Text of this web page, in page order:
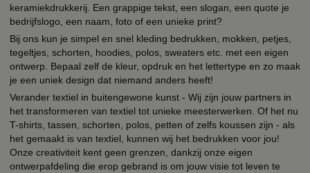
keramiekdrukkerij. Een grappige tekst, een slogan, een quote je
bedrijfslogo, een naam, foto of een unieke print?
Bij ons kun je simpel en snel kleding bedrukken, mokken, petjes,
tegeltjes, schorten, hoodies, polos, sweaters etc. met een eigen
ontwerp. Bepaal zelf de kleur, opdruk en het lettertype en zo maak
je een uniek design dat niemand anders heeft!
Verander textiel in buitengewone kunst - Wij zijn jouw partners in
het transformeren van textiel tot unieke meesterwerken. Of het nu
T-shirts, tassen, schorten, polos, petten of zelfs koussen zijn - als
het gemaakt is van textiel, kunnen wij het bedrukken voor jou!
Onze creativiteit kent geen grenzen, dankzij onze eigen
ontwerpafdeling die erop gebrand is om jouw visie tot leven te